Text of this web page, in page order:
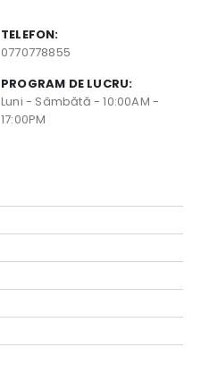
TELEFON:
0770778855
PROGRAM DE LUCRU:
Luni - Sâmbătă - 10:00AM -
17:00PM